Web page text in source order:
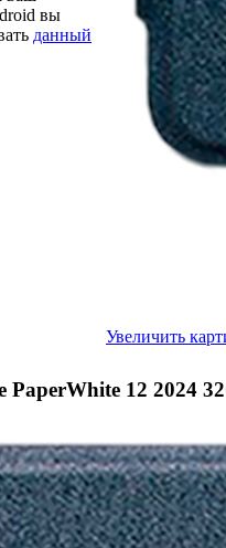
вы
данный
Увеличить
PaperWhite 12 2024